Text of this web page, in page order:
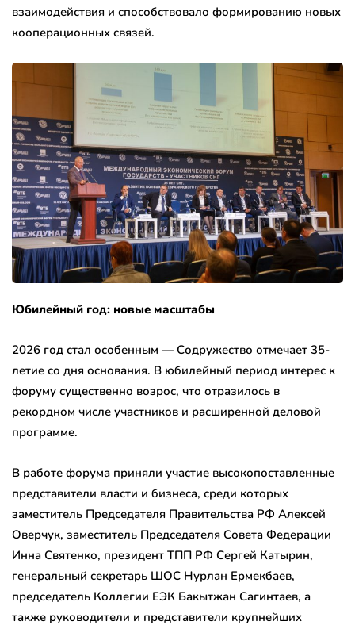
взаимодействия и способствовало формированию новых
кооперационных связей.
Юбилейный год: новые масштабы
2026 год стал особенным — Содружество отмечает 35-
летие со дня основания. В юбилейный период интерес к
форуму существенно возрос, что отразилось в
рекордном числе участников и расширенной деловой
программе.
В работе форума приняли участие высокопоставленные
представители власти и бизнеса, среди которых
заместитель Председателя Правительства РФ Алексей
Оверчук, заместитель Председателя Совета Федерации
Инна Святенко, президент ТПП РФ Сергей Катырин,
генеральный секретарь ШОС Нурлан Ермекбаев,
председатель Коллегии ЕЭК Бакытжан Сагинтаев, а
также руководители и представители крупнейших